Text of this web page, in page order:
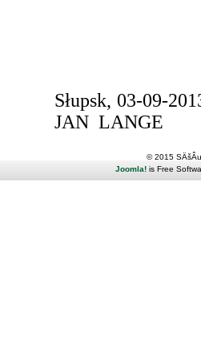
JAN LANGE
© 2015
Joomla!is Free